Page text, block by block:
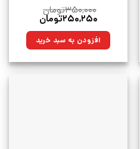
۳۵۰,۰۰۰تومان
قیمت
۳۵۰,۰۰۰تومان
بود.
۲۵۰,۲۵۰تومان
۲۵۰,۲۵۰تومان.افزودن به سبد خرید